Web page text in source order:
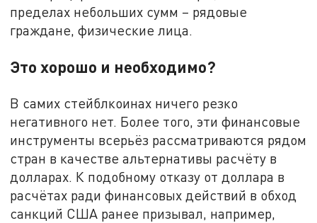
пределах небольших сумм – рядовые
граждане, физические лица.
Это хорошо и необходимо?
В самих стейблкоинах ничего резко
негативного нет. Более того, эти финансовые
инструменты всерьёз рассматриваются рядом
стран в качестве альтернативы расчёту в
долларах. К подобному отказу от доллара в
расчётах ради финансовых действий в обход
санкций США ранее призывал, например,